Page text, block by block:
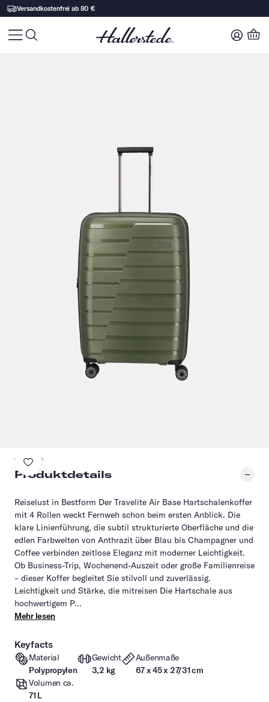
Versandkostenfrei ab 80 €
Produktdetails
Reiselust in Bestform Der Travelite Air Base Hartschalenkoffer
mit 4 Rollen weckt Fernweh schon beim ersten Anblick. Die
klare Linienführung, die subtil strukturierte Oberfläche und die
edlen Farbwelten von Anthrazit über Blau bis Champagner und
Coffee verbinden zeitlose Eleganz mit moderner Leichtigkeit.
Ob Business-Trip, Wochenend-Auszeit oder große Familienreise
– dieser Koffer begleitet Sie stilvoll und zuverlässig.
Leichtigkeit und Stärke, die mitreisen Die Hartschale aus
hochwertigem P...
Mehr lesen
Keyfacts
Material
Polypropylen
Gewicht
3,2 kg
Außenmaße
67 x 45 x 27/31 cm
Volumen ca.
71 L